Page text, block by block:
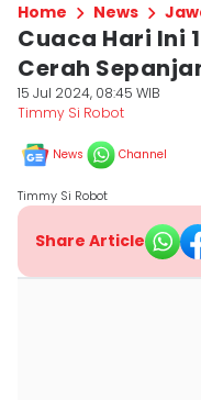
Home News
Cuaca Hari Ini
Cerah
15 Jul 2024, 08:45 WIB
Timmy Si Robot
News Channel
Timmy Si Robot
Share Article